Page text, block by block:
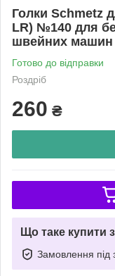
Голки Schmetz
LR) №140 для
швейних машин
Готово до відправки
Роздріб
260 ₴
Що таке купити
Замовлення під